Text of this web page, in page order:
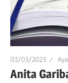
03/03/2023
Anita